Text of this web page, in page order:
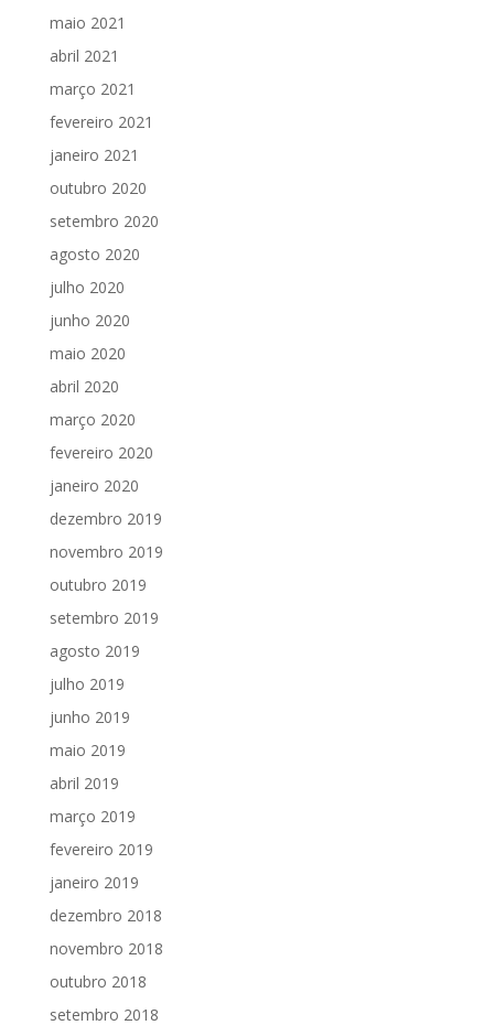
maio 2021
abril 2021
março 2021
fevereiro 2021
janeiro 2021
outubro 2020
setembro 2020
agosto 2020
julho 2020
junho 2020
maio 2020
abril 2020
março 2020
fevereiro 2020
janeiro 2020
dezembro 2019
novembro 2019
outubro 2019
setembro 2019
agosto 2019
julho 2019
junho 2019
maio 2019
abril 2019
março 2019
fevereiro 2019
janeiro 2019
dezembro 2018
novembro 2018
outubro 2018
setembro 2018